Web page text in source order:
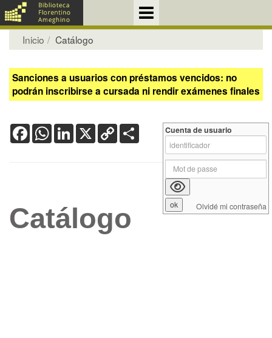
Inicio Catálogo
Sanciones a usuarios con préstamos vencidos: no
podrán inscribirse a cursada ni rendir exámenes finales
FacebookWhatsApp
LinkedIn
X Copy
Link
Catálogo
Cuenta de usuario
Olvidé mi contraseña